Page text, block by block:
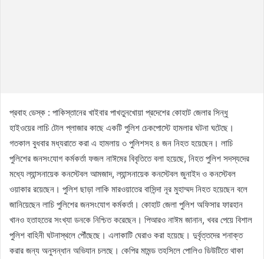
প্রবাহ ডেস্ক : পাকিস্তানের খাইবার পাখতুনখোয়া প্রদেশের কোহাট জেলার সিন্ধু
হাইওয়ের লাচি টোল প্লাজার কাছে একটি পুলিশ চেকপোস্টে হামলার ঘটনা ঘটেছে।
গতকাল বুধবার মধ্যরাতে করা এ হামলায় ৩ পুলিশসহ ৪ জন নিহত হয়েছেন। লাচি
পুলিশের জনসংযোগ কর্মকর্তা ফজল নাঈমের বিবৃতিতে বলা হয়েছে, নিহত পুলিশ সদস্যদের
মধ্যে ল্যান্সনায়েক কনস্টেবল আমজাদ, ল্যান্সনায়েক কনস্টেবল জুনাইদ ও কনস্টেবল
ওয়াকার রয়েছেন। পুলিশ ছাড়া লাকি মারওয়াতের বাসিন্দা নূর মুহাম্মদ নিহত হয়েছেন বলে
জানিয়েছেন লাচি পুলিশের জনসংযোগ কর্মকর্তা। কোহাট জেলা পুলিশ অফিসার ফারহান
খানও হতাহতের সংখ্যা ডনকে নিশ্চিত করেছেন। পিআরও নাঈম জানান, খবর পেয়ে বিশাল
পুলিশ বাহিনী ঘটনাস্থলে পৌঁছেছে। এলাকাটি ঘেরাও করা হয়েছে। দুর্বৃত্তদের শনাক্ত
করার জন্য অনুসন্ধান অভিযান চলছে। কেপির মামন্ড তহসিলে পোলিও ডিউটিতে থাকা